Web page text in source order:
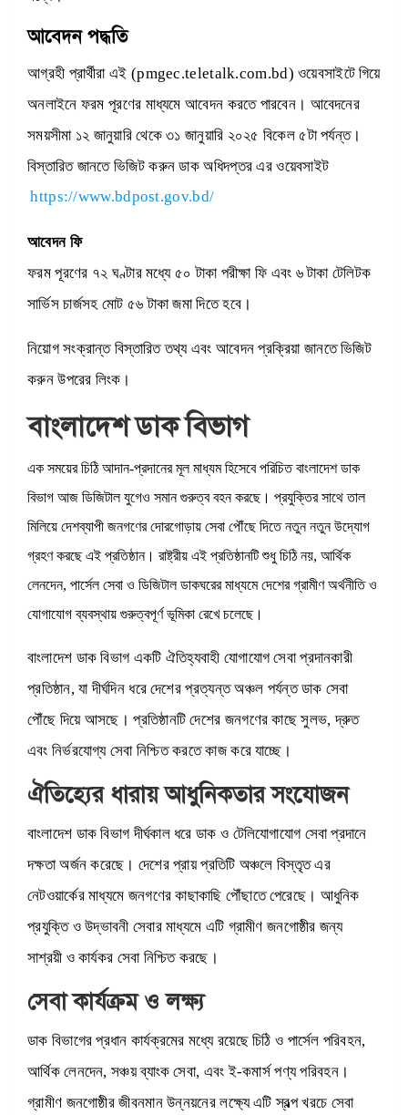
আবেদন পদ্ধতি
আগ্রহী প্রার্থীরা এই (pmgec.teletalk.com.bd) ওয়েবসাইটে গিয়ে
অনলাইনে ফরম পূরণের মাধ্যমে আবেদন করতে পারবেন। আবেদনের
সময়সীমা ১২ জানুয়ারি থেকে ৩১ জানুয়ারি ২০২৫ বিকেল ৫টা পর্যন্ত।
বিস্তারিত জানতে ভিজিট করুন ডাক অধিদপ্তর এর ওয়েবসাইট
https://www.bdpost.gov.bd/
আবেদন ফি
ফরম পূরণের ৭২ ঘণ্টার মধ্যে ৫০ টাকা পরীক্ষা ফি এবং ৬ টাকা টেলিটক
সার্ভিস চার্জসহ মোট ৫৬ টাকা জমা দিতে হবে।
নিয়োগ সংক্রান্ত বিস্তারিত তথ্য এবং আবেদন প্রক্রিয়া জানতে ভিজিট
করুন উপরের লিংক।
বাংলাদেশ ডাক বিভাগ
এক সময়ের চিঠি আদান-প্রদানের মূল মাধ্যম হিসেবে পরিচিত বাংলাদেশ ডাক
বিভাগ আজ ডিজিটাল যুগেও সমান গুরুত্ব বহন করছে। প্রযুক্তির সাথে তাল
মিলিয়ে দেশব্যাপী জনগণের দোরগোড়ায় সেবা পৌঁছে দিতে নতুন নতুন উদ্যোগ
গ্রহণ করছে এই প্রতিষ্ঠান। রাষ্ট্রীয় এই প্রতিষ্ঠানটি শুধু চিঠি নয়, আর্থিক
লেনদেন, পার্সেল সেবা ও ডিজিটাল ডাকঘরের মাধ্যমে দেশের গ্রামীণ অর্থনীতি ও
যোগাযোগ ব্যবস্থায় গুরুত্বপূর্ণ ভূমিকা রেখে চলেছে।
বাংলাদেশ ডাক বিভাগ একটি ঐতিহ্যবাহী যোগাযোগ সেবা প্রদানকারী
প্রতিষ্ঠান, যা দীর্ঘদিন ধরে দেশের প্রত্যন্ত অঞ্চল পর্যন্ত ডাক সেবা
পৌঁছে দিয়ে আসছে। প্রতিষ্ঠানটি দেশের জনগণের কাছে সুলভ, দ্রুত
এবং নির্ভরযোগ্য সেবা নিশ্চিত করতে কাজ করে যাচ্ছে।
ঐতিহ্যের ধারায় আধুনিকতার সংযোজন
বাংলাদেশ ডাক বিভাগ দীর্ঘকাল ধরে ডাক ও টেলিযোগাযোগ সেবা প্রদানে
দক্ষতা অর্জন করেছে। দেশের প্রায় প্রতিটি অঞ্চলে বিস্তৃত এর
নেটওয়ার্কের মাধ্যমে জনগণের কাছাকাছি পৌঁছাতে পেরেছে। আধুনিক
প্রযুক্তি ও উদ্ভাবনী সেবার মাধ্যমে এটি গ্রামীণ জনগোষ্ঠীর জন্য
সাশ্রয়ী ও কার্যকর সেবা নিশ্চিত করছে।
সেবা কার্যক্রম ও লক্ষ্য
ডাক বিভাগের প্রধান কার্যক্রমের মধ্যে রয়েছে চিঠি ও পার্সেল পরিবহন,
আর্থিক লেনদেন, সঞ্চয় ব্যাংক সেবা, এবং ই-কমার্স পণ্য পরিবহন।
গ্রামীণ জনগোষ্ঠীর জীবনমান উন্নয়নের লক্ষ্যে এটি স্বল্প খরচে সেবা